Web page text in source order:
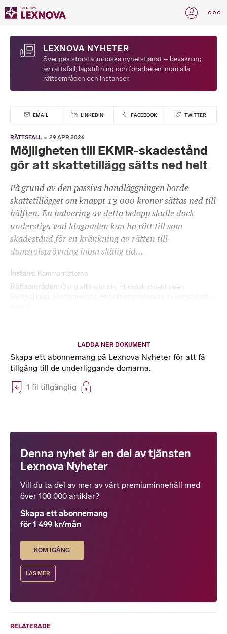
LEXNOVA NYHETER
Sveriges största juridiska nyhetstjänst – bevakning
av rättsfall, lagstiftning och förarbeten inom alla
rättsområden och instanser.
EMAIL LINKEDIN FACEBOOK TWITTER
RÄTTSFALL 29 APR 2026
Möjligheten till EKMR-skadestånd
gör att skattetillägg sätts ned helt
På grund av den passiva handläggningen borde
skattetillägget om knappt 13 000 kronor sättas ned till
hälften. En halvering av detta belopp skulle dock
understiga vad klaganden kan ha rätt till som
skadestånd för en kränkning av rätten till
domstolsprövning inom skälig tid...
Instans Kammarrätterna
Rättsområden Övrig affärsjuridik Europakonventionen
LADDA NER DOKUMENT
Skapa ett abonnemang på Lexnova Nyheter för att få
tillgång till de underliggande domarna.
1 fil tillgänglig
Denna nyhet är en del av tjänsten
Lexnova Nyheter
Vill du ta del av mer av vårt premiuminnehåll med
över 100 000 artiklar?
Skapa ett abonnemang
för 1 499 kr/mån
KOM IGÅNG
LÄS MER
RELATERADE